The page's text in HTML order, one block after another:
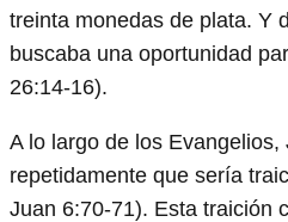
treinta monedas de plata. Y
buscaba una oportunidad
26:14-16).
A lo largo de los Evangelios,
repetidamente que sería
Juan 6:70-71). Esta traición